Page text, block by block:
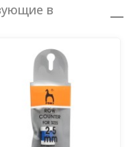
в